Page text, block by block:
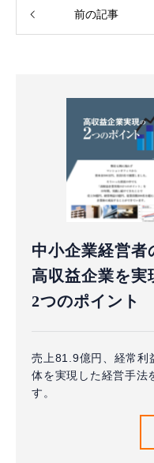
前の記事
中小企業経営者
高収益企業を実
2つのポイント
売上81.9億円、経常利
体を実現した経営手法
す。